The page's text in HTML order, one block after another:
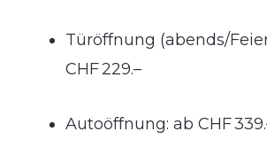
Türöffnung (abends/
CHF 229.–
Autoöffnung: ab CHF